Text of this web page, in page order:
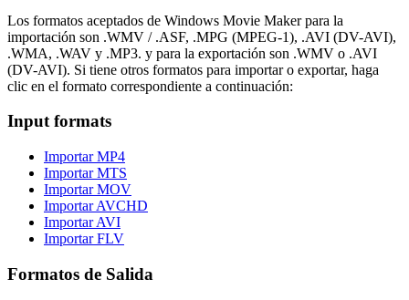
Los formatos aceptados de Windows Movie Maker para la
importación son .WMV / .ASF, .MPG (MPEG-1), .AVI (DV-AVI),
.WMA, .WAV y .MP3. y para la exportación son .WMV o .AVI
(DV-AVI). Si tiene otros formatos para importar o exportar, haga
clic en el formato correspondiente a continuación:
Input formats
Importar MP4
Importar MTS
Importar MOV
Importar AVCHD
Importar AVI
Importar FLV
Formatos de Salida